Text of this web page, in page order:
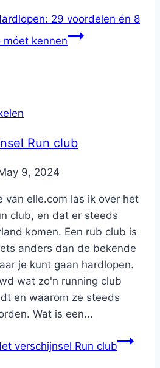
29 voordelen én 8
kennen
Run club
9, 2024
van elle.com las ik over het
club, en dat er steeds
komen. Een rub club is
anders dan de bekende
je kunt gaan hardlopen.
wat zo'n running club
en waarom ze steeds
Wat is een...
verschijnsel Run club